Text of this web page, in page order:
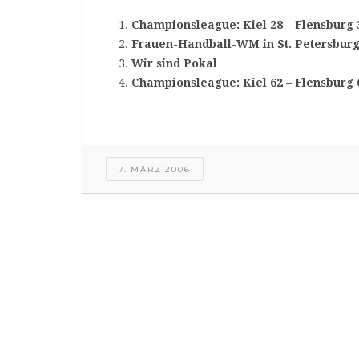
Championsleague: Kiel 28 – Flensburg
Frauen-Handball-WM in St. Petersburg
Wir sind Pokal
Championsleague: Kiel 62 – Flensburg
7. MÄRZ 2006